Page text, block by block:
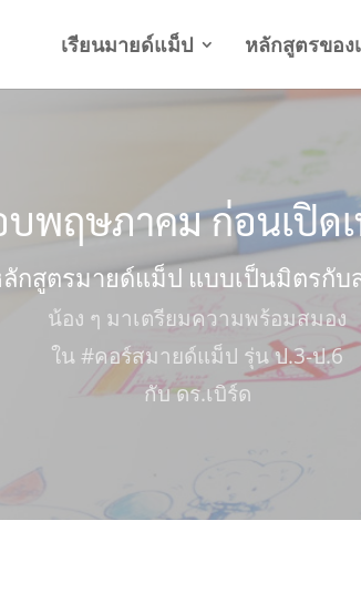
เรียนมายด์แม็ป หลักสูตรของ
บพฤษภาคม ก่อนเปิด
กสูตรมายด์แม็ป แบบเป็นมิตรกับ
น้อง ๆ มาเตรียมความพร้อมสมอง
ใน #คอร์สมายด์แม็ป รุ่น ป.3-ป.6
กับ ดร.เบิร์ด